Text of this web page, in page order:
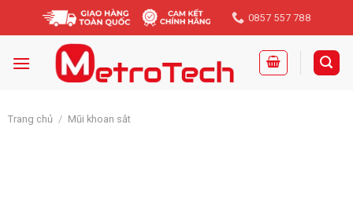
0857 557 788
Trang chủ / Mũi khoan sắt